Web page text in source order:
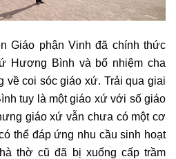
Giáo phận Vinh đã chính thức
Hương Bình và bổ nhiệm cha
về coi sóc giáo xứ. Trải qua giai
tuy là một giáo xứ với số giáo
giáo xứ vẫn chưa có một cơ
thể đáp ứng nhu cầu sinh hoạt
thờ cũ đã bị xuống cấp trầm